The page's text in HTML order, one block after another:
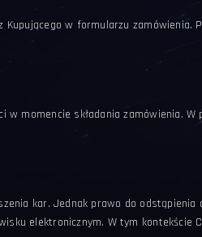
w formularzu zamówienia.
momencie składania zamówienia.
kar. Jednak prawo do
elektronicznym. W tym kontekście